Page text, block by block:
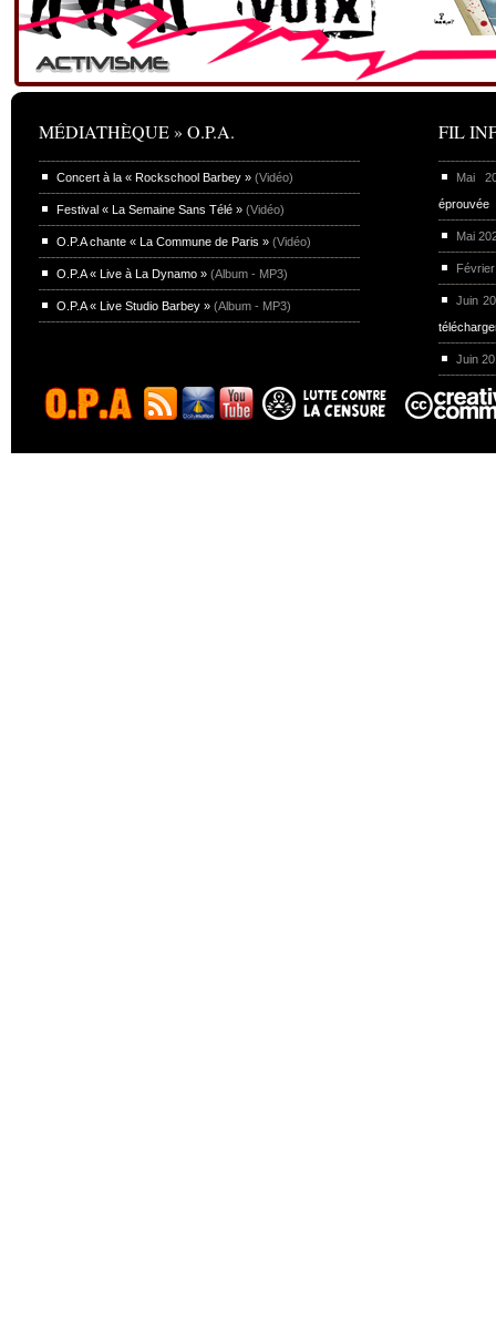
MÉDIATHÈQUE » O.P.A.
Concert à la « Rockschool Barbey » (Vidéo)
Festival « La Semaine Sans Télé » (Vidéo)
O.P.A chante « La Commune de Paris » (Vidéo)
O.P.A « Live à La Dynamo » (Album - MP3)
O.P.A « Live Studio Barbey » (Album - MP3)
FIL
Mai
éprouvée
Mai
Juin
Juin